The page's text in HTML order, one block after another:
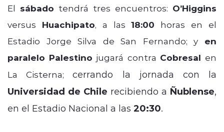
El sábado tendrá tres encuentros: O’Higgins
versus Huachipato, a las18:00 horas en el
Estadio Jorge Silva de San Fernando; y en
paralelo Palestino jugará contra Cobresal en
La Cisterna;cerrando la jornada con la
Universidad de Chile recibiendo a Ñublense,
en el Estadio Nacional a las 20:30.